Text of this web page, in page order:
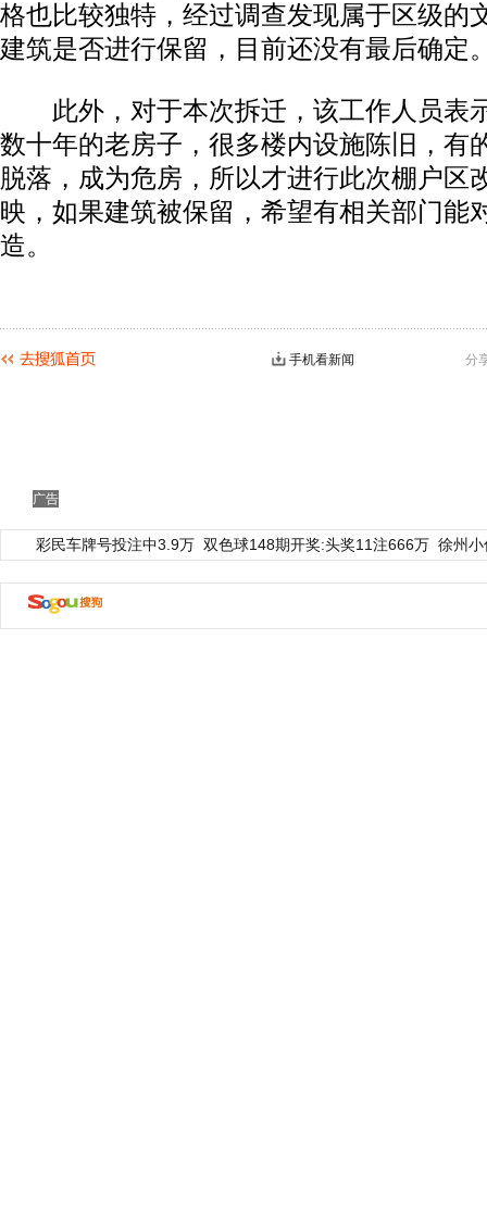
格也比较独特，经过调查发现属于区级的
建筑是否进行保留，目前还没有最后确定
此外，对于本次拆迁，该工作人员表
数十年的老房子，很多楼内设施陈旧，有
脱落，成为危房，所以才进行此次棚户区
映，如果建筑被保留，希望有相关部门能
造。
分
手机看新闻
广告
彩民车牌号投注中3.9万 双色球148期开奖:头奖11注666万 徐州